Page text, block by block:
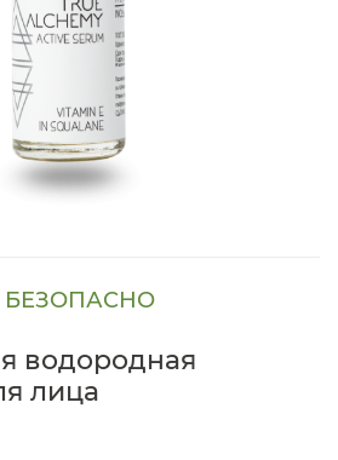
БЕЗОПАСНО
водородная
лица